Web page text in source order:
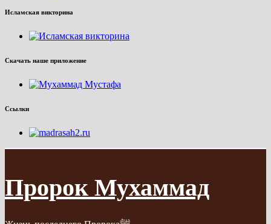
Исламская викторина
Скачать наше приложение
Ссылки
Пророк Мухаммад